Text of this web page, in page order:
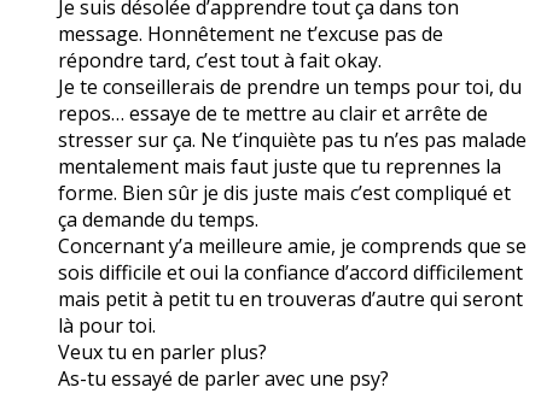
Je suis désolée d’apprendre tout ça dans ton
message. Honnêtement ne t’excuse pas de
répondre tard, c’est tout à fait okay.
Je te conseillerais de prendre un temps pour toi, du
repos… essaye de te mettre au clair et arrête de
stresser sur ça. Ne t’inquiète pas tu n’es pas malade
mentalement mais faut juste que tu reprennes la
forme. Bien sûr je dis juste mais c’est compliqué et
ça demande du temps.
Concernant y’a meilleure amie, je comprends que se
sois difficile et oui la confiance d’accord difficilement
mais petit à petit tu en trouveras d’autre qui seront
là pour toi.
Veux tu en parler plus?
As-tu essayé de parler avec une psy?